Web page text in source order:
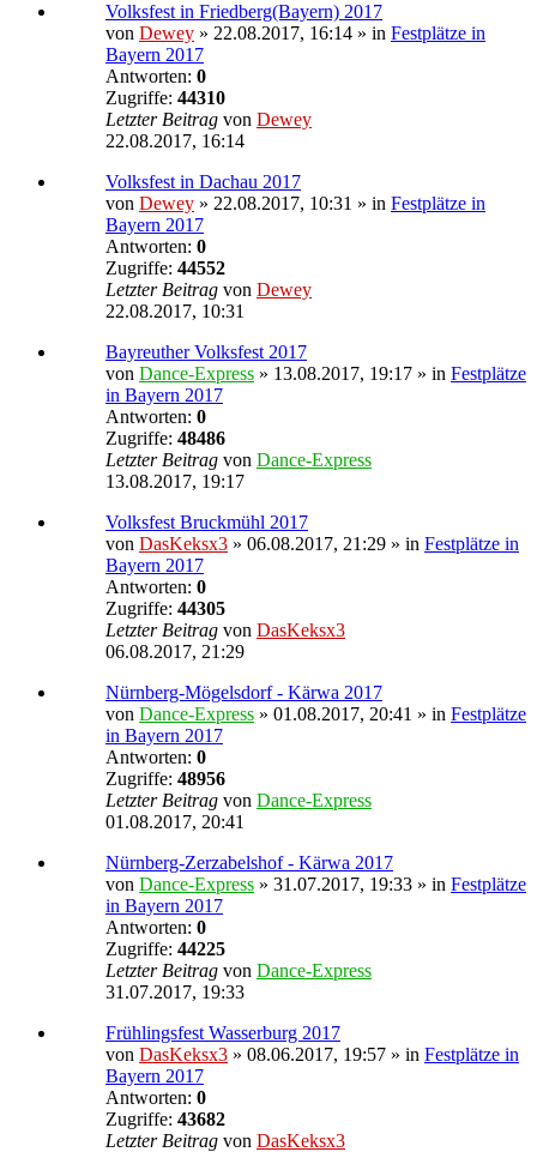
Volksfest in Friedberg(Bayern) 2017
von Dewey » 22.08.2017, 16:14 » in Festplätze in
Bayern 2017
Antworten: 0
Zugriffe: 44310
Letzter Beitrag von Dewey
22.08.2017, 16:14
Volksfest in Dachau 2017
von Dewey » 22.08.2017, 10:31 » in Festplätze in
Bayern 2017
Antworten: 0
Zugriffe: 44552
Letzter Beitrag von Dewey
22.08.2017, 10:31
Bayreuther Volksfest 2017
von Dance-Express » 13.08.2017, 19:17 » in Festplätze
in Bayern 2017
Antworten: 0
Zugriffe: 48486
Letzter Beitrag von Dance-Express
13.08.2017, 19:17
Volksfest Bruckmühl 2017
von DasKeksx3 » 06.08.2017, 21:29 » in Festplätze in
Bayern 2017
Antworten: 0
Zugriffe: 44305
Letzter Beitrag von DasKeksx3
06.08.2017, 21:29
Nürnberg-Mögelsdorf - Kärwa 2017
von Dance-Express » 01.08.2017, 20:41 » in Festplätze
in Bayern 2017
Antworten: 0
Zugriffe: 48956
Letzter Beitrag von Dance-Express
01.08.2017, 20:41
Nürnberg-Zerzabelshof - Kärwa 2017
von Dance-Express » 31.07.2017, 19:33 » in Festplätze
in Bayern 2017
Antworten: 0
Zugriffe: 44225
Letzter Beitrag von Dance-Express
31.07.2017, 19:33
Frühlingsfest Wasserburg 2017
von DasKeksx3 » 08.06.2017, 19:57 » in Festplätze in
Bayern 2017
Antworten: 0
Zugriffe: 43682
Letzter Beitrag von DasKeksx3